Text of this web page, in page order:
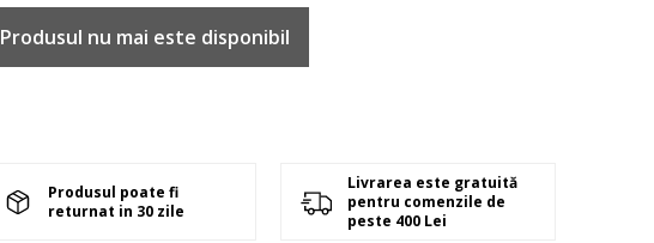
Produsul nu mai este disponibil
Produsul poate fi
returnat in 30 zile
Livrarea este gratuită
pentru comenzile de
peste 400 Lei